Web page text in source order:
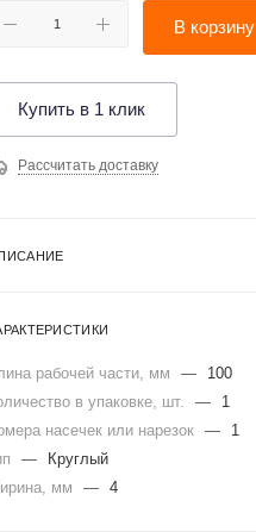
В корзину
Купить в 1 клик
Рассчитать доставку
рабочей части, мм —
100
в упаковке, шт.
—
1
насечек или нарезок —
1
—
Круглый
мм
— 4